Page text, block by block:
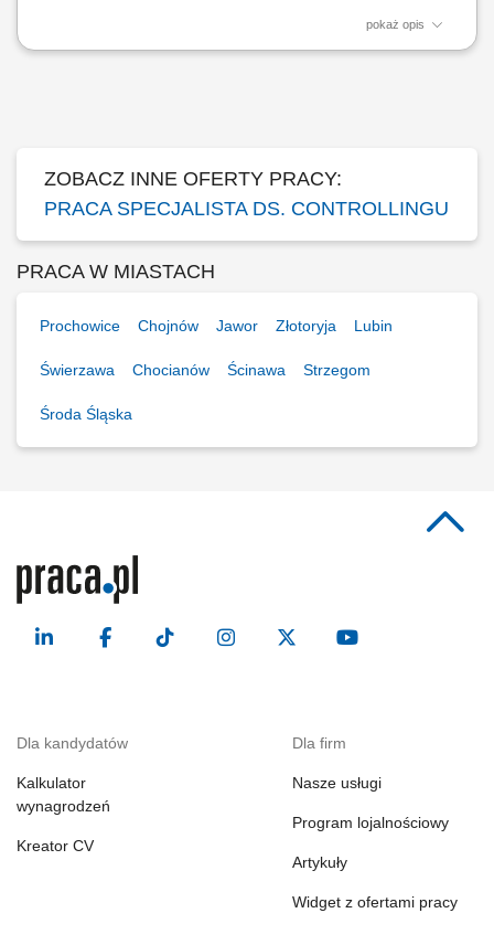
pokaż opis
Monitorowanie i rozliczanie budżetów w obszarze inwestycji
ZOBACZ INNE OFERTY PRACY:
PRACA SPECJALISTA DS. CONTROLLINGU
PRACA W MIASTACH
Prochowice Chojnów Jawor Złotoryja Lubin
Świerzawa Chocianów Ścinawa Strzegom
Środa Śląska
Dla kandydatów
Kalkulator
wynagrodzeń
Kreator CV
Dla firm
Nasze usługi
Program lojalnościowy
Artykuły
Widget z ofertami pracy